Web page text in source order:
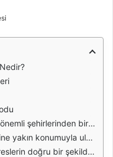
ideal bir yer olmasının yanı sıra, çeşitli sosyal olanakları ve eğitim kurumları ile de ön plana çıkmaktadır. Bu nedenle, birçok kişi Beyazşehir’i tercih etmektedir.
mümkündür. Bu da bölgenin cazibesini artıran unsurlardan biridir. Semtin sakinleri, rahat bir yaşam sürerken aynı zamanda şehir olanaklarından da faydalanabilmektedirler.
ve hızlı bir şekilde ulaştırılması açısından kritik öneme sahiptir. Posta kodu, hem yerel hem de ulusal düzeyde iletişimi kolaylaştırmaktadır.